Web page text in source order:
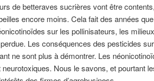
de betteraves sucrières vont être
encore moins. Cela fait des années que
sur les pollinisateurs, les milieux
Les conséquences des pesticides
ne sont plus à démontrer. Les
Nous le savons, et pourtant